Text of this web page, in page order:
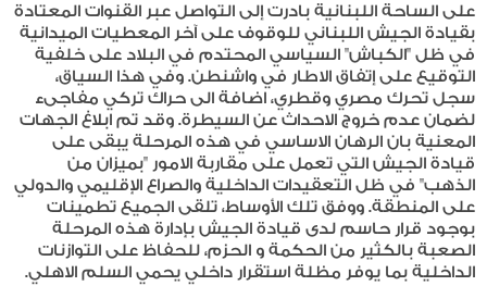
على الساحة اللبنانية بادرت إلى التواصل عبر القنوات المعتادة
بقيادة الجيش اللبناني للوقوف على آخر المعطيات الميدانية
في ظل "الكباش" السياسي المحتدم في البلاد على خلفية
التوقيع على إتفاق الاطار في واشنطن. وفي هذا السياق،
سجل تحرك مصري وقطري، اضافة الى حراك تركي مفاجىء
لضمان عدم خروج الاحداث عن السيطرة. وقد تم ابلاغ الجهات
المعنية بان الرهان الاساسي في هذه المرحلة يبقى على
قيادة الجيش التي تعمل على مقاربة الامور "بميزان من
الذهب" في ظل التعقيدات الداخلية والصراع الإقليمي والدولي
على المنطقة. ووفق تلك الأوساط، تلقى الجميع تطمينات
بوجود قرار حاسم لدى قيادة الجيش بإدارة هذه المرحلة
الصعبة بالكثير من الحكمة و الحزم، للحفاظ على التوازنات
الداخلية بما يوفر مظلة استقرار داخلي يحمي السلم الاهلي.